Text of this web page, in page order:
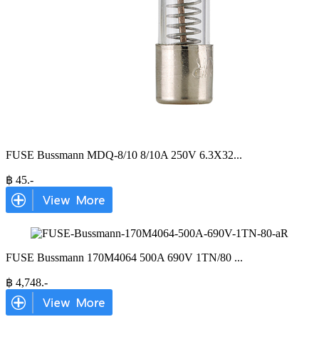
FUSE Bussmann MDQ-8/10 8/10A 250V 6.3X32...
฿ 45.-
FUSE Bussmann 170M4064 500A 690V 1TN/80 ...
฿ 4,748.-